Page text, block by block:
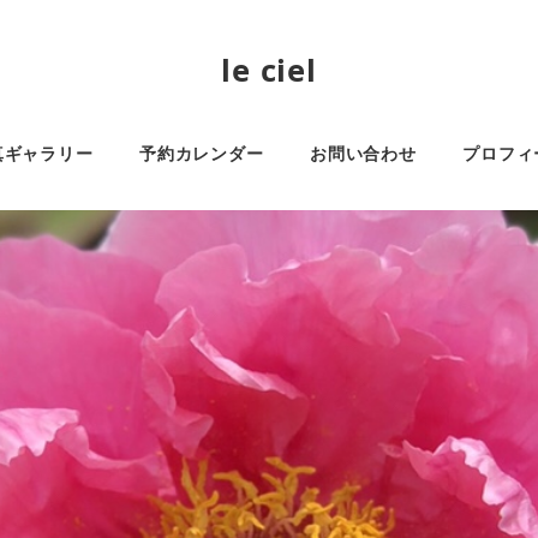
le ciel
ャラリー 予約カレンダー お問い合わせ プロフ